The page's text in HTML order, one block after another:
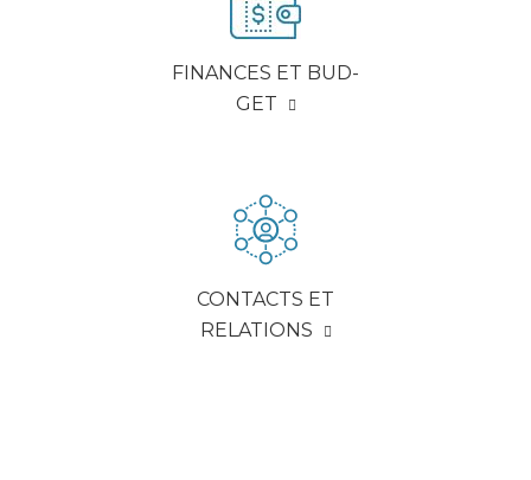
FINANCES ET BUD­
GET
CONTACTS ET
RELA­TIONS